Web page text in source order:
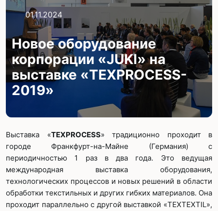
01.11.2024
Новое оборудование
корпорации «JUKI» на
выставке «TEXPROCESS-
2019»
Выставка «TEXPROCESS» традиционно проходит в
городе Франкфурт-на-Майне (Германия) с
периодичностью 1 раз в два года. Это ведущая
международная выставка оборудования,
технологических процессов и новых решений в области
обработки текстильных и других гибких материалов. Она
проходит параллельно с другой выставкой «TEXTEXTIL»,